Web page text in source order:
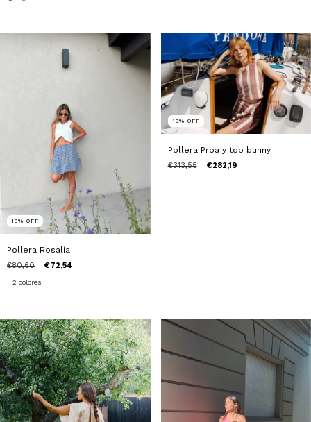
10% OFF
Pollera Rosalía
€80,60 €72,54
2 colores
10% OFF
Pollera Proa y top bunny
€313,55 €282,19